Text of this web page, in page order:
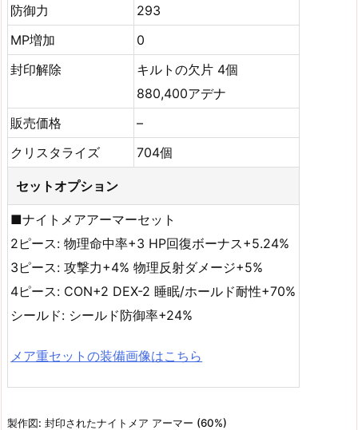
防御力
293
MP増加
0
封印解除
キルトの欠片 4個
880,400アデナ
販売価格
–
クリスタライズ
704個
セットオプション
■ナイトメアアーマーセット
2ピース: 物理命中率+3 HP回復ボーナス+5.24%
3ピース: 攻撃力+4% 物理反射ダメージ+5%
4ピース: CON+2 DEX-2 睡眠/ホールド耐性+70%
シールド: シールド防御率+24%
メア重セットの装備画像はこちら
製作図: 封印されたナイトメア アーマー (60%)